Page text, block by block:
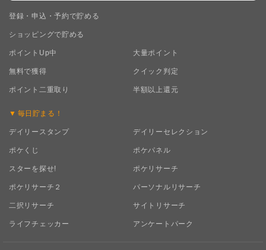
登録・申込・予約で貯める
ショッピングで貯める
ポイントUp中 大量ポイント
無料で獲得 クイック判定
ポイント二重取り 半額以上還元
毎日 貯まる！
デイリースタンプ デイリーセレクション
ポケくじ ポケパネル
スターを探せ! ポケリサーチ
ポケリサーチ２ パーソナルリサーチ
二択リサーチ サイトリサーチ
ライフチェッカー アンケートパーク